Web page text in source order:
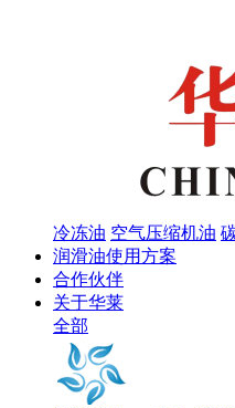
冷冻油 空气压缩机油
润滑油使用方案
合作伙伴
关于华莱
全部